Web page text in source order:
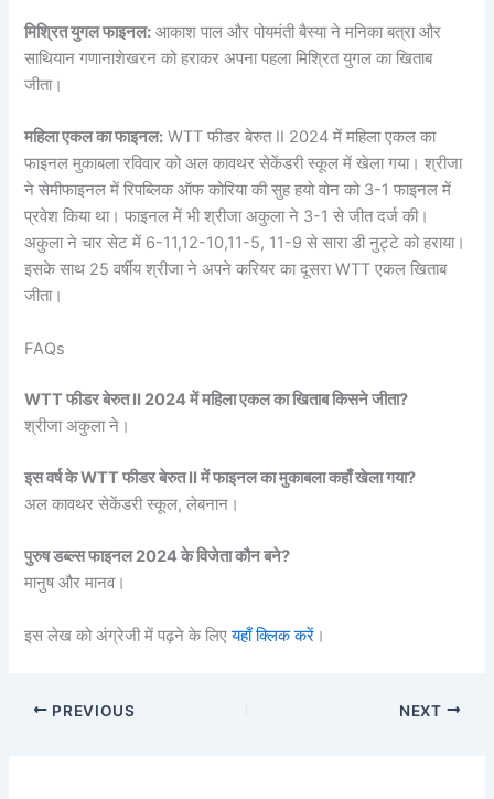
मिश्रित युगल फाइनल: आकाश पाल और पोयमंती बैस्या ने मनिका बत्रा और
साथियान गणानाशेखरन को हराकर अपना पहला मिश्रित युगल का खिताब
जीता।
महिला एकल का फाइनल: WTT फीडर बेरुत II 2024 में महिला एकल का
फाइनल मुकाबला रविवार को अल कावथर सेकेंडरी स्कूल में खेला गया। श्रीजा
ने सेमीफाइनल में रिपब्लिक ऑफ कोरिया की सुह हयो वोन को 3-1 फाइनल में
प्रवेश किया था। फाइनल में भी श्रीजा अकुला ने 3-1 से जीत दर्ज की।
अकुला ने चार सेट में 6-11,12-10,11-5, 11-9 से सारा डी नुट्टे को हराया।
इसके साथ 25 वर्षीय श्रीजा ने अपने करियर का दूसरा WTT एकल खिताब
जीता।
FAQs
WTT फीडर बेरुत II 2024 में महिला एकल का खिताब किसने जीता?
श्रीजा अकुला ने।
इस वर्ष के WTT फीडर बेरुत II में फाइनल का मुकाबला कहाँ खेला गया?
अल कावथर सेकेंडरी स्कूल, लेबनान।
पुरुष डब्‍ल्‍स फाइनल 2024 के विजेता कौन बने?
मानुष और मानव।
इस लेख को अंग्रेजी में पढ़ने के लिएयहाँ क्लिक करें ।
PREVIOUS NEXT